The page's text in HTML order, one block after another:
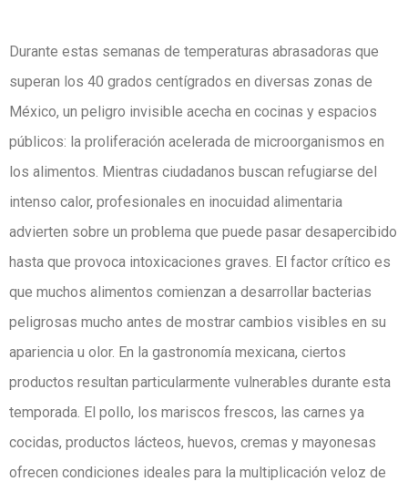
Durante estas semanas de temperaturas abrasadoras que
superan los 40 grados centígrados en diversas zonas de
México, un peligro invisible acecha en cocinas y espacios
públicos: la proliferación acelerada de microorganismos en
los alimentos. Mientras ciudadanos buscan refugiarse del
intenso calor, profesionales en inocuidad alimentaria
advierten sobre un problema que puede pasar desapercibido
hasta que provoca intoxicaciones graves. El factor crítico es
que muchos alimentos comienzan a desarrollar bacterias
peligrosas mucho antes de mostrar cambios visibles en su
apariencia u olor. En la gastronomía mexicana, ciertos
productos resultan particularmente vulnerables durante esta
temporada. El pollo, los mariscos frescos, las carnes ya
cocidas, productos lácteos, huevos, cremas y mayonesas
ofrecen condiciones ideales para la multiplicación veloz de